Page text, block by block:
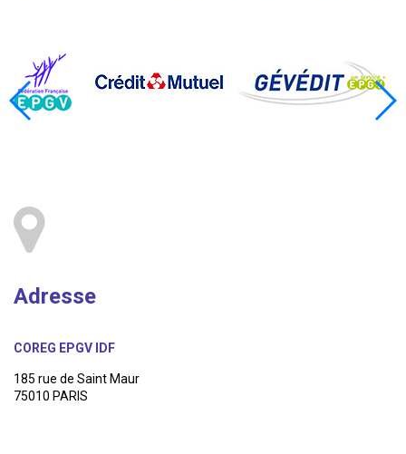
Adresse
COREG EPGV IDF
185 rue de Saint Maur
75010 PARIS